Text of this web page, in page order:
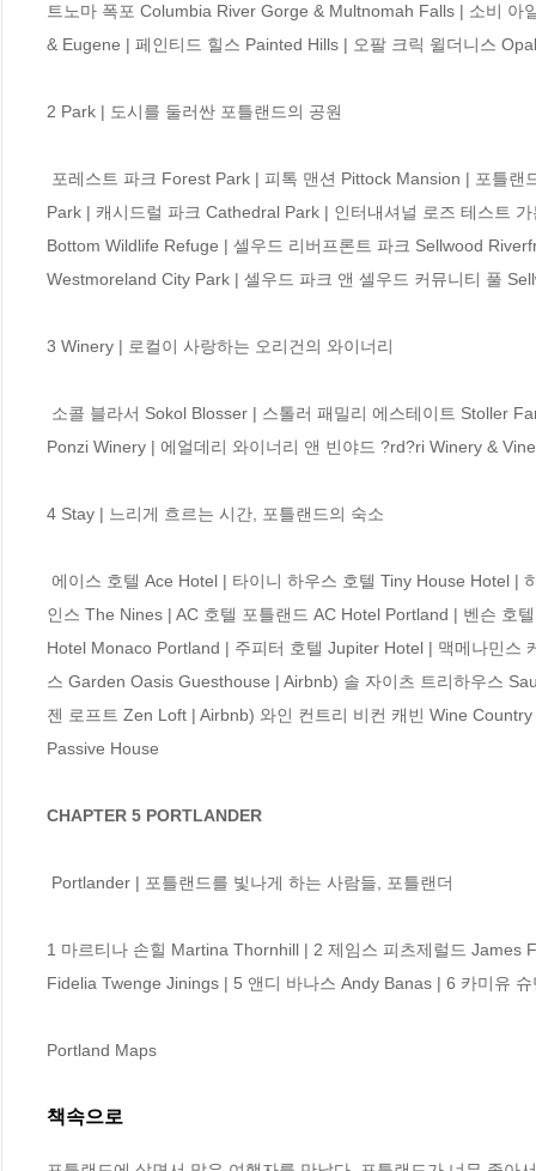
트노마 폭포 Columbia River Gorge & Multnomah Falls | 소비
& Eugene | 페인티드 힐스 Painted Hills | 오팔 크릭 윌더니스
2 Park | 도시를 둘러싼 포틀랜드의 공원
Park | 캐시드럴 파크 Cathedral Park | 인터내셔널 로즈 테스트
Bottom Wildlife Refuge | 셀우드 리버프론트 파크 Sellwood
Westmoreland City Park | 셀우드 파크 앤 셀우드 커뮤니티 풀
3 Winery | 로컬이 사랑하는 오리건의 와이너리
Ponzi Winery | 에얼데리 와이너리 앤 빈야드 ?rd?ri Winery &
4 Stay | 느리게 흐르는 시간, 포틀랜드의 숙소
인스 The Nines | AC 호텔 포틀랜드 AC Hotel Portland | 벤슨 호
Hotel Monaco Portland | 주피터 호텔 Jupiter Hotel | 맥메나민스
스 Garden Oasis Guesthouse | Airbnb) 솔 자이츠 트리하우스
젠 로프트 Zen Loft | Airbnb) 와인 컨트리 비컨 캐빈 Wine
Passive House
CHAPTER 5 PORTLANDER
1 마르티나 손힐 Martina Thornhill | 2 제임스 피츠제럴드 James
Fidelia Twenge Jinings | 5 앤디 바나스 Andy Banas | 6 카미유
Portland Maps
책속으로